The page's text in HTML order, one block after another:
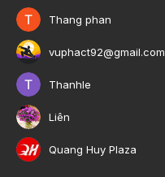
Thang phan
vuphact92@gmail.com
Thanhle
Liên
Quang Huy Plaza